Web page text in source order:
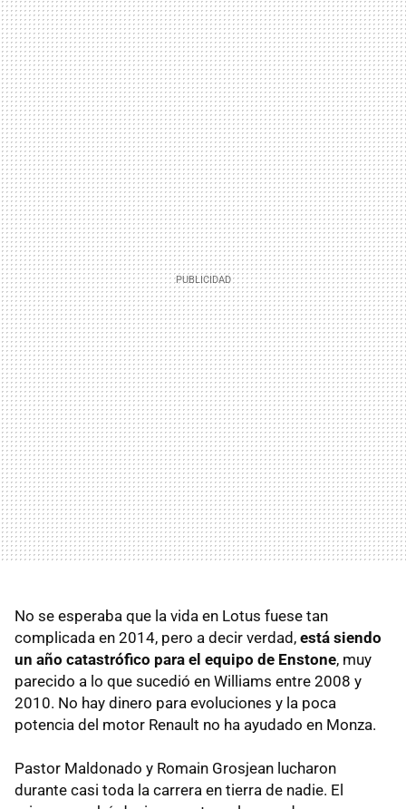
No se esperaba que la vida en Lotus fuese tan
complicada en 2014, pero a decir verdad, está siendo
un año catastrófico para el equipo de Enstone, muy
parecido a lo que sucedió en Williams entre 2008 y
2010. No hay dinero para evoluciones y la poca
potencia del motor Renault no ha ayudado en Monza.
Pastor Maldonado y Romain Grosjean lucharon
durante casi toda la carrera en tierra de nadie. El